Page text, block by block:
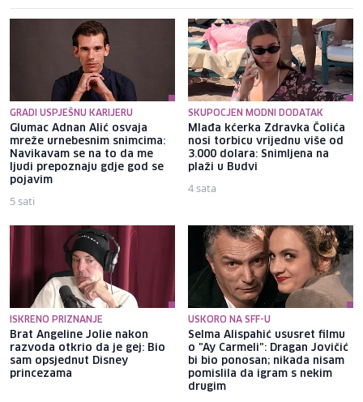
GRADI USPJEŠNU KARIJERU
Glumac Adnan Alić osvaja
mreže urnebesnim snimcima:
Navikavam se na to da me
ljudi prepoznaju gdje god se
pojavim
5 sati
SKUPOCJEN MODNI DODATAK
Mlađa kćerka Zdravka Čolića
nosi torbicu vrijednu više od
3.000 dolara: Snimljena na
plaži u Budvi
4 sata
ISKRENO PRIZNANJE
Brat Angeline Jolie nakon
razvoda otkrio da je gej: Bio
sam opsjednut Disney
princezama
USKORO NA SFF-U
Selma Alispahić ususret filmu
o "Ay Carmeli": Dragan Jovičić
bi bio ponosan; nikada nisam
pomislila da igram s nekim
drugim